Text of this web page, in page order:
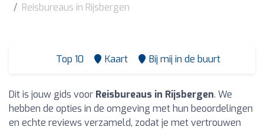
Reisbureaus in Rijsbergen
Top 10 Kaart Bij mij in de buurt
Dit is jouw gids voor Reisbureaus in Rijsbergen. We
hebben de opties in de omgeving met hun beoordelingen
en echte reviews verzameld, zodat je met vertrouwen